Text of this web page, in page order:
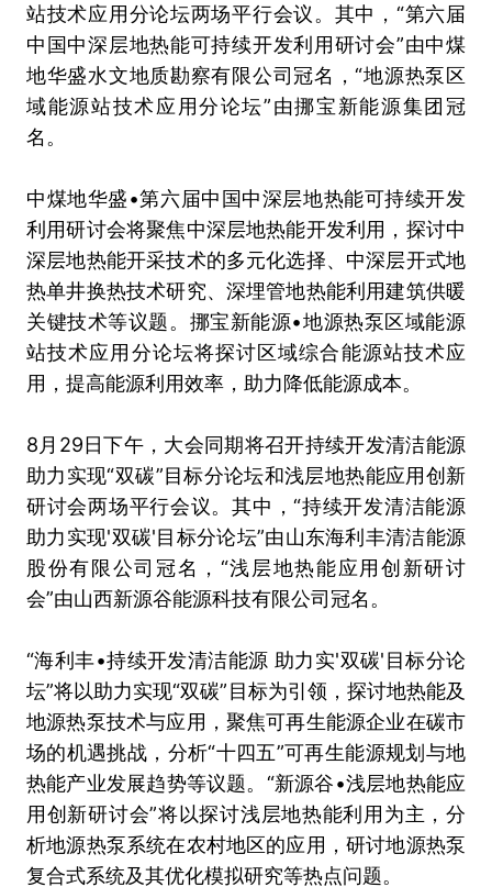
站技术应用分论坛两场平行会议。其中，“第六届
中国中深层地热能可持续开发利用研讨会”由中煤
地华盛水文地质勘察有限公司冠名，“地源热泵区
域能源站技术应用分论坛”由挪宝新能源集团冠
名。
中煤地华盛•第六届中国中深层地热能可持续开发
利用研讨会将聚焦中深层地热能开发利用，探讨中
深层地热能开采技术的多元化选择、中深层开式地
热单井换热技术研究、深埋管地热能利用建筑供暖
关键技术等议题。挪宝新能源•地源热泵区域能源
站技术应用分论坛将探讨区域综合能源站技术应
用，提高能源利用效率，助力降低能源成本。
8月29日下午，大会同期将召开持续开发清洁能源
助力实现“双碳”目标分论坛和浅层地热能应用创新
研讨会两场平行会议。其中，“持续开发清洁能源
助力实现'双碳'目标分论坛”由山东海利丰清洁能源
股份有限公司冠名，“浅层地热能应用创新研讨
会”由山西新源谷能源科技有限公司冠名。
“海利丰•持续开发清洁能源 助力实'双碳'目标分论
坛”将以助力实现“双碳”目标为引领，探讨地热能及
地源热泵技术与应用，聚焦可再生能源企业在碳市
场的机遇挑战，分析“十四五”可再生能源规划与地
热能产业发展趋势等议题。“新源谷•浅层地热能应
用创新研讨会”将以探讨浅层地热能利用为主，分
析地源热泵系统在农村地区的应用，研讨地源热泵
复合式系统及其优化模拟研究等热点问题。